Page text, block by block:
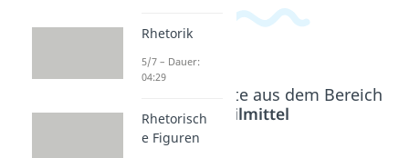
Beliebte Inhalte aus dem Bereich
Stilmittel
Rhetorik
5/7 – Dauer:
04:29
Rhetorisch
e Figuren